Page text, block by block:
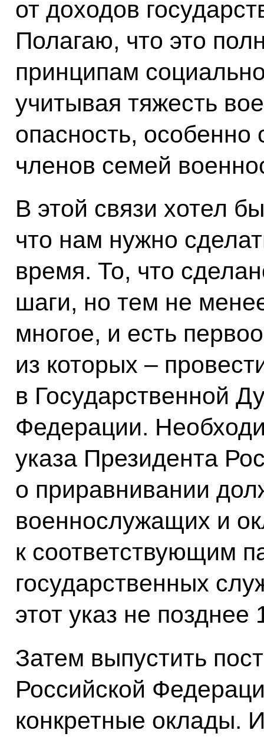
от доходов
Полагаю, что это
принципам
учитывая тяжесть
опасность, особенно
членов семей
В этой связи хотел
что нам нужно
время. То, что
шаги, но тем не
многое, и есть
из которых –
в Государственной
Федерации.
указа Президента
о приравнивании
военнослужащих и
к соответствующим
государственных
этот указ не позднее
Затем выпустить
Российской
конкретные оклады.